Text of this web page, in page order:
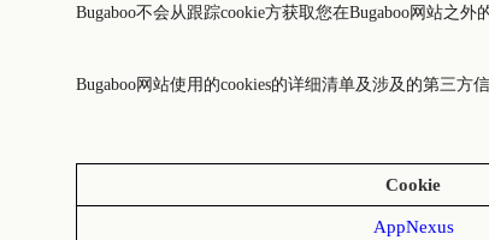
Bugaboo不会从跟踪cookie方获取您在Bugaboo网站之
Bugaboo网站使用的cookies的详细清单及涉及的第三方信
Cookie
AppNexus